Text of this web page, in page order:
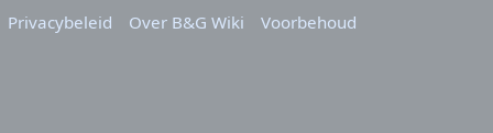
Privacybeleid
Over B&G Wiki Voorbehoud